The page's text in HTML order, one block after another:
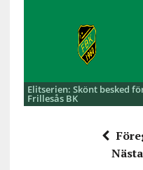
Elitserien: Skönt besked
Frillesås BK